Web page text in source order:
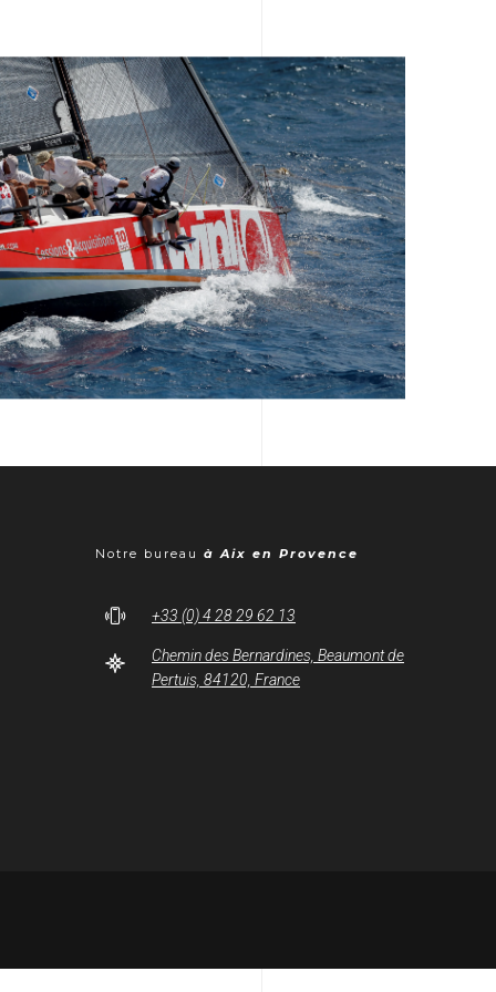
Notre bureau à Aix en Provence
+33 (0) 4 28 29 62 13
Chemin des Bernardines, Beaumont de
Pertuis, 84120, France